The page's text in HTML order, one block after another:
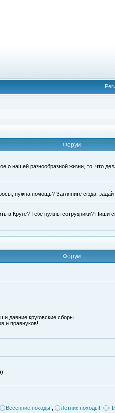
Форум
о нашей разнообразной жизни, то, что
нужна помощь? Загляните сюда,
в Круге? Тебе нужны сотрудники? Пиши
Форум
давние круговские сборы...
и правнуков!
Весенние походы! Летние походы!